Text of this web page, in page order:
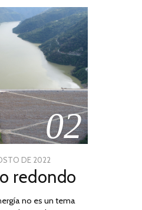
02
DE 2022
DE
DE
redondo
no es un tema